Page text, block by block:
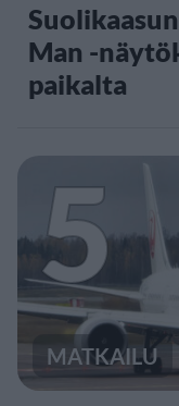
Man -
paikalta
5
MATKAILU